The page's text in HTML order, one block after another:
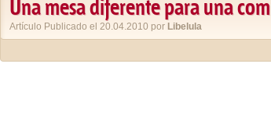
Una mesa diferente para una
Artículo Publicado el 20.04.2010 por Libelula